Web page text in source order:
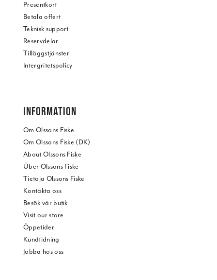
Presentkort
Betala offert
Teknisk support
Reservdelar
Tilläggstjänster
Intergritetspolicy
INFORMATION
Om Olssons Fiske
Om Olssons Fiske (DK)
About Olssons Fiske
Über Olssons Fiske
Tietoja Olssons Fiske
Kontakta oss
Besök vår butik
Visit our store
Öppetider
Kundtidning
Jobba hos oss